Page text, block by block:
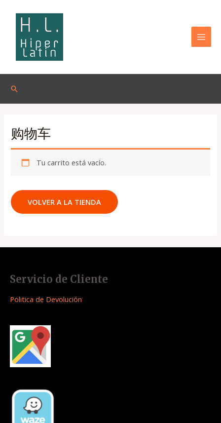
contenido
Buscar
购物车
Tu carrito está vacío.
VOLVER A LA TIENDA
Servicio de Cliente
Politica de Devolución